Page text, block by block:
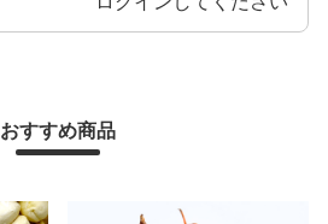
おすすめ商品